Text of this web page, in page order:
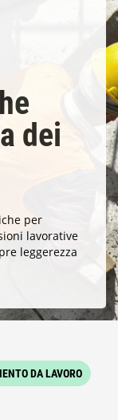
dei
per
lavorative
leggerezza
DA LAVORO